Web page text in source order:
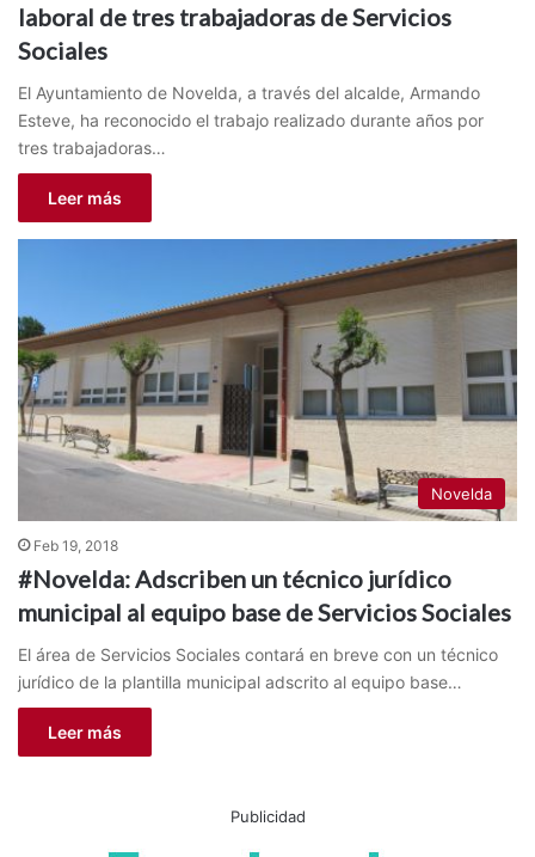
laboral de tres trabajadoras de Servicios
Sociales
El Ayuntamiento de Novelda, a través del alcalde, Armando
Esteve, ha reconocido el trabajo realizado durante años por
tres trabajadoras…
Leer más
Novelda
Feb 19, 2018
#Novelda: Adscriben un técnico jurídico
municipal al equipo base de Servicios Sociales
El área de Servicios Sociales contará en breve con un técnico
jurídico de la plantilla municipal adscrito al equipo base…
Leer más
Publicidad